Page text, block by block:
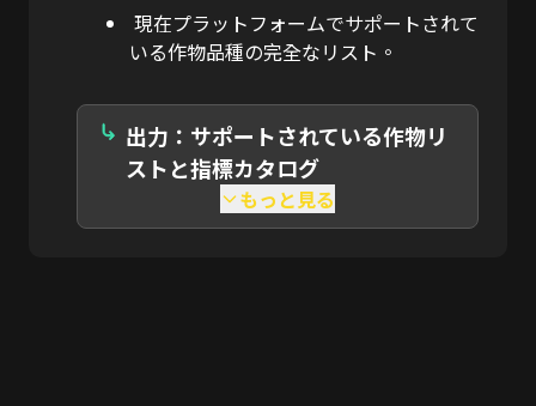
現在プラットフォームでサポートされて
いる作物品種の完全なリスト。
出力：サポートされている作物リ
ストと指標カタログ
もっと見る